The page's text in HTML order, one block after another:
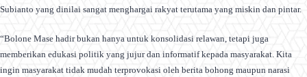
Subianto yang dinilai sangat menghargai rakyat terutama yang miskin dan pintar.
“Bolone Mase hadir bukan hanya untuk konsolidasi relawan, tetapi juga
memberikan edukasi politik yang jujur dan informatif kepada masyarakat. Kita
ingin masyarakat tidak mudah terprovokasi oleh berita bohong maupun narasi